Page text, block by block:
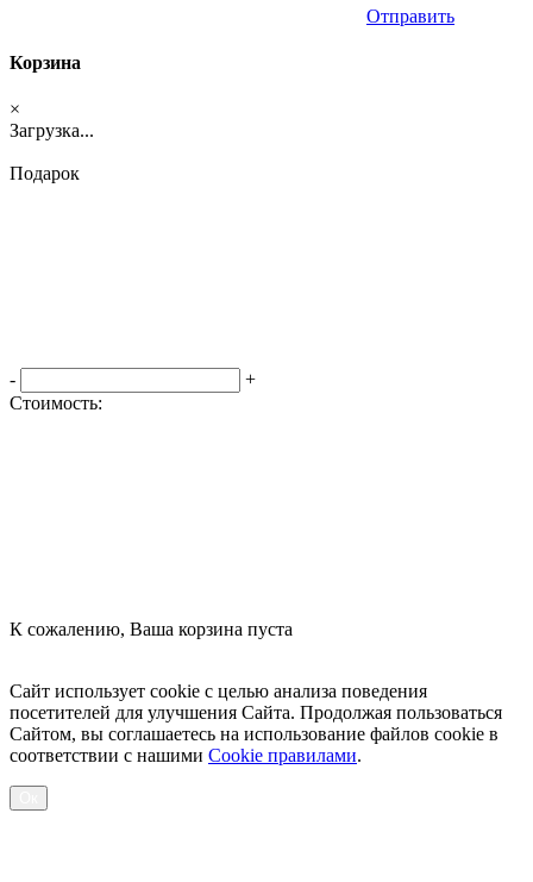
Отправить
Корзина
×
Загрузка...
Подарок
-
+
Стоимость:
К сожалению, Ваша корзина пуста
Сайт использует cookie с целью анализа поведения
посетителей для улучшения Сайта. Продолжая пользоваться
Сайтом, вы соглашаетесь на использование файлов cookie в
соответствии с нашими Cookiе правилами.